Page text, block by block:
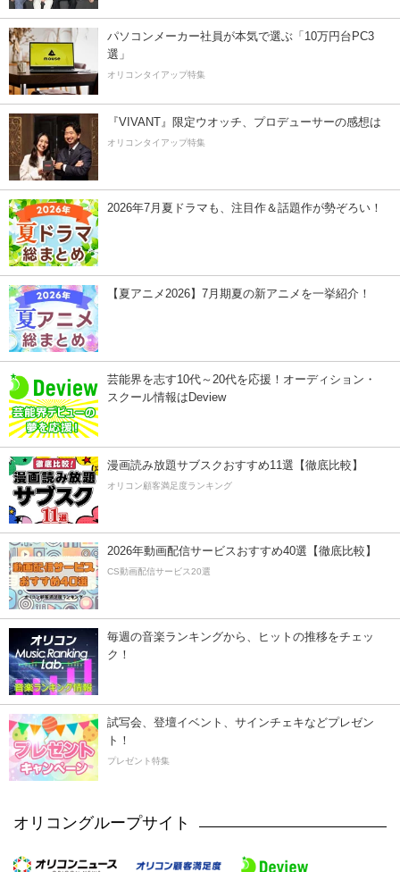
パソコンメーカー社員が本気で選ぶ「10万円台PC3
選」
オリコンタイアップ特集
『VIVANT』限定ウオッチ、プロデューサーの感想は
オリコンタイアップ特集
2026年7月夏ドラマも、注目作＆話題作が勢ぞろい！
【夏アニメ2026】7月期夏の新アニメを一挙紹介！
芸能界を志す10代～20代を応援！オーディション・
スクール情報はDeview
漫画読み放題サブスクおすすめ11選【徹底比較】
オリコン顧客満足度ランキング
2026年動画配信サービスおすすめ40選【徹底比較】
CS動画配信サービス20選
毎週の音楽ランキングから、ヒットの推移をチェッ
ク！
試写会、登壇イベント、サインチェキなどプレゼン
ト！
プレゼント特集
オリコングループサイト